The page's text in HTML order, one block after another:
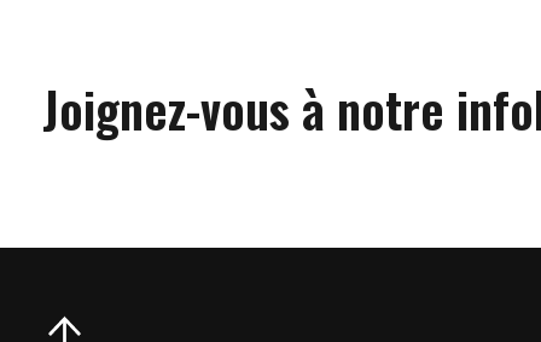
Joignez-vous à notre